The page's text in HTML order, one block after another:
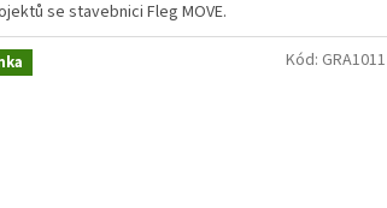
se stavebnici Fleg MOVE.
Kód: GRA1011